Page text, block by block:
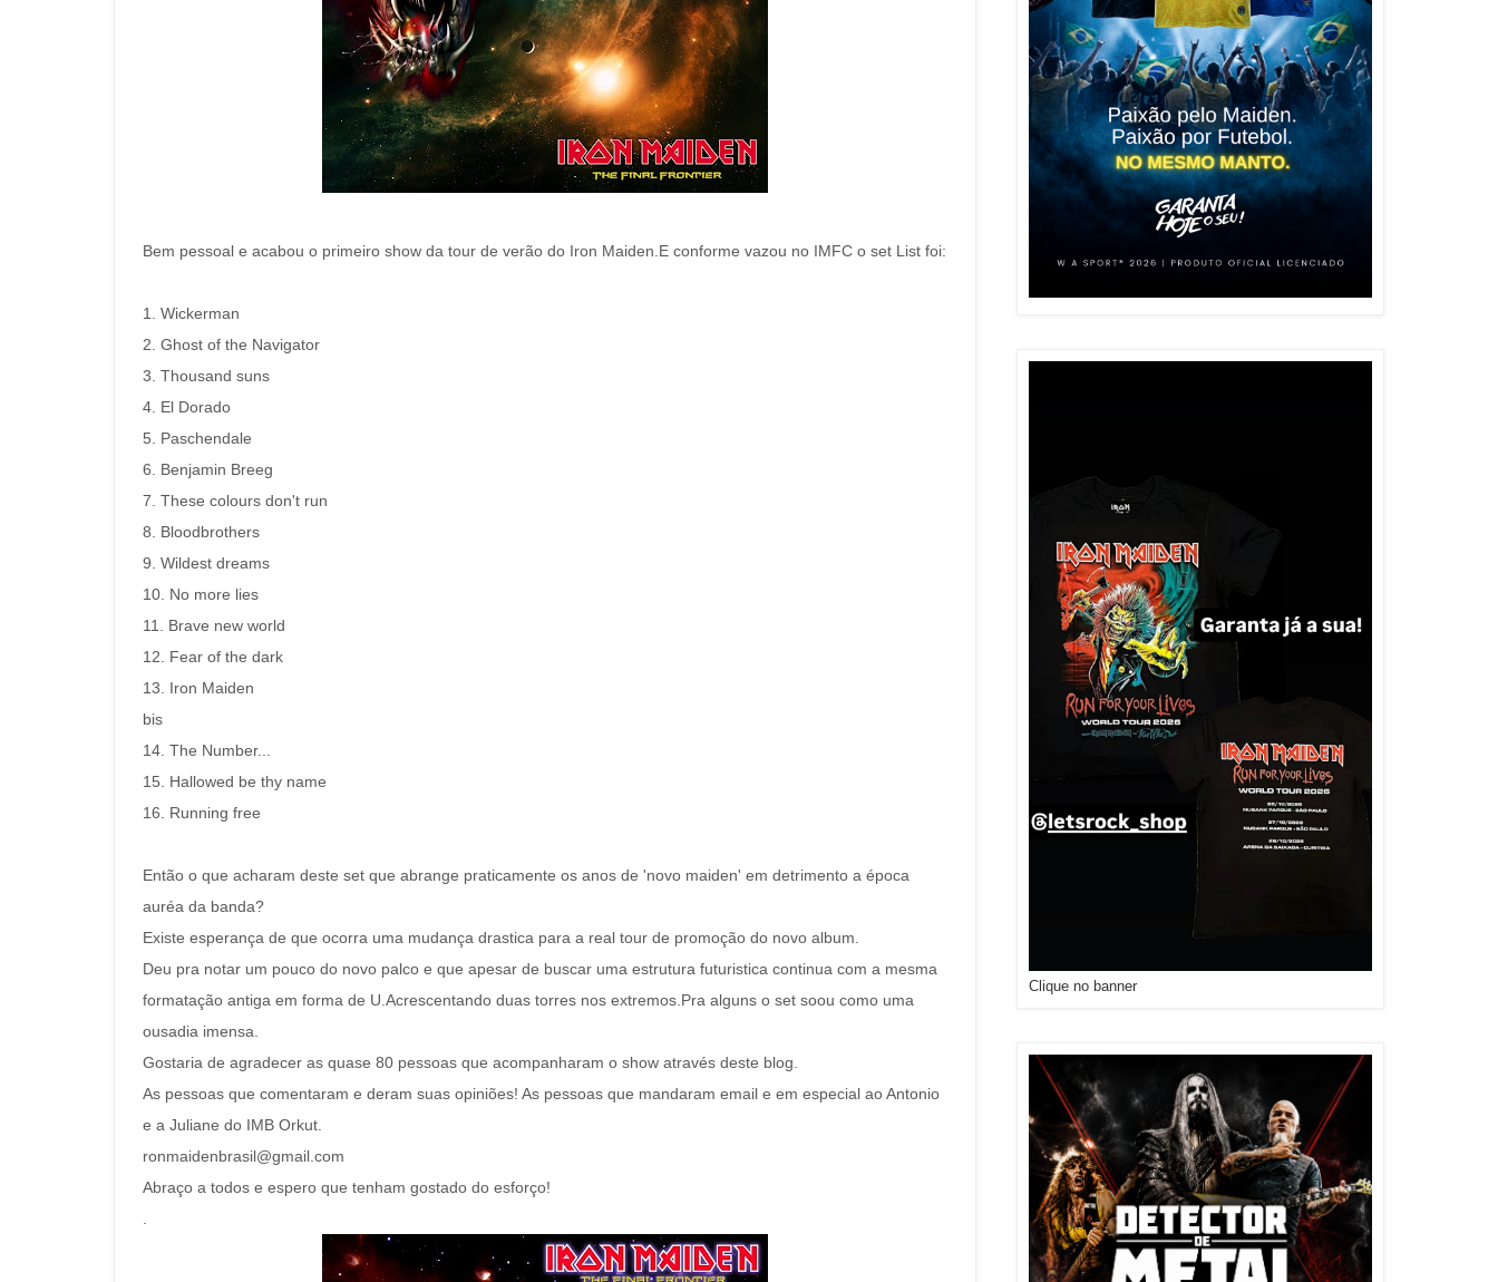
Bem pessoal e acabou o primeiro show da tour de verão do Iron Maiden.E conforme vazou no IMFC o set List foi:
1. Wickerman
2. Ghost of the Navigator
3. Thousand suns
4. El Dorado
5. Paschendale
6. Benjamin Breeg
7. These colours don't run
8. Bloodbrothers
9. Wildest dreams
10. No more lies
11. Brave new world
12. Fear of the dark
13. Iron Maiden
bis
14. The Number...
15. Hallowed be thy name
16. Running free
Então o que acharam deste set que abrange praticamente os anos de 'novo maiden' em detrimento a época
auréa da banda?
Existe esperança de que ocorra uma mudança drastica para a real tour de promoção do novo album.
Deu pra notar um pouco do novo palco e que apesar de buscar uma estrutura futuristica continua com a mesma
formatação antiga em forma de U.Acrescentando duas torres nos extremos.Pra alguns o set soou como uma
ousadia imensa.
Gostaria de agradecer as quase 80 pessoas que acompanharam o show através deste blog.
As pessoas que comentaram e deram suas opiniões! As pessoas que mandaram email e em especial ao Antonio
e a Juliane do IMB Orkut.
ronmaidenbrasil@gmail.com
Abraço a todos e espero que tenham gostado do esforço!
Clique no banner